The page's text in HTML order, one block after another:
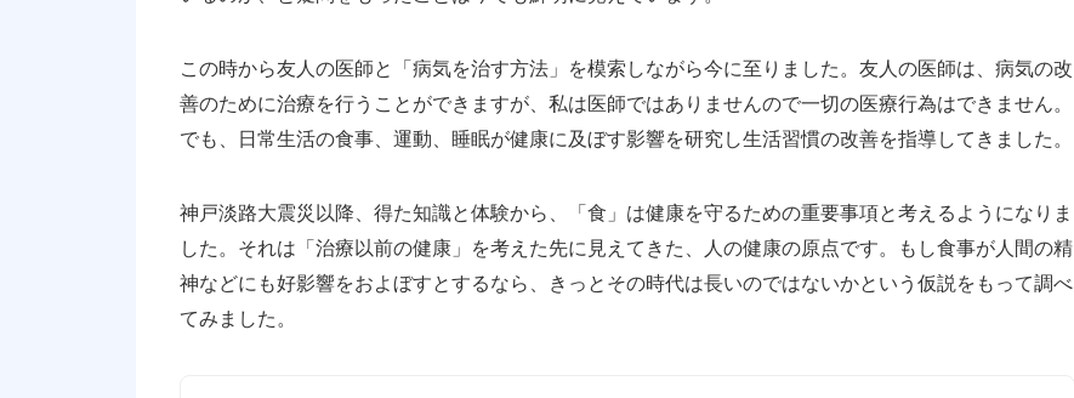
この時から友人の医師と「病気を治す方法」を模索しながら今に至りました。友人の医師は、病気の改
善のために治療を行うことができますが、私は医師ではありませんので一切の医療行為はできません。
でも、日常生活の食事、運動、睡眠が健康に及ぼす影響を研究し生活習慣の改善を指導してきました。
神戸淡路大震災以降、得た知識と体験から、「食」は健康を守るための重要事項と考えるようになりま
した。それは「治療以前の健康」を考えた先に見えてきた、人の健康の原点です。もし食事が人間の精
神などにも好影響をおよぼすとするなら、きっとその時代は長いのではないかという仮説をもって調べ
てみました。